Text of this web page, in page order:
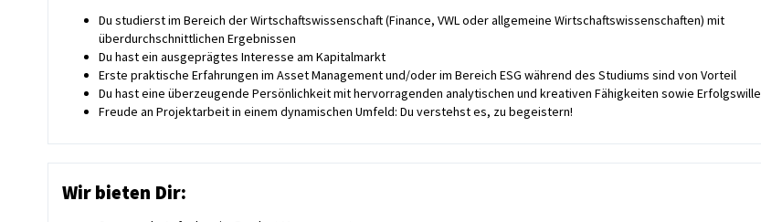
Du studierst im Bereich der Wirtschaftswissenschaft (Finance, VWL oder allgemeine Wirtschaftswissenschaften) mit
überdurchschnittlichen Ergebnissen
Du hast ein ausgeprägtes Interesse am Kapitalmarkt
Erste praktische Erfahrungen im Asset Management und/oder im Bereich ESG während des Studiums sind von Vorteil
Du hast eine überzeugende Persönlichkeit mit hervorragenden analytischen und kreativen Fähigkeiten sowie Erfolgswille
Freude an Projektarbeit in einem dynamischen Umfeld: Du verstehst es, zu begeistern!
Wir bieten Dir: